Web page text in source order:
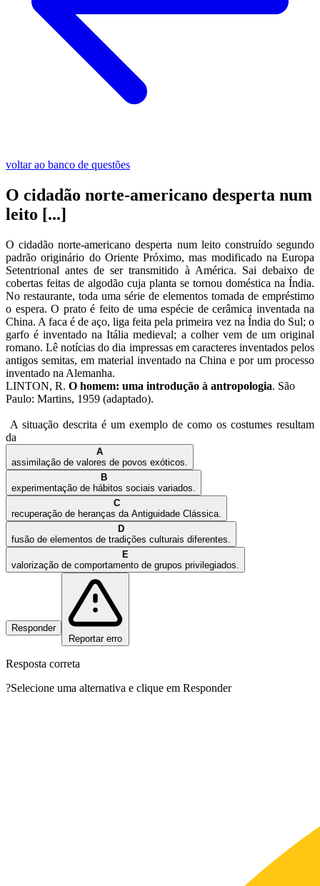
voltar ao banco de questões
O cidadão norte-americano desperta num
leito [...]
O cidadão norte-americano desperta num leito construído segundo
padrão originário do Oriente Próximo, mas modificado na Europa
Setentrional antes de ser transmitido à América. Sai debaixo de
cobertas feitas de algodão cuja planta se tornou doméstica na Índia.
No restaurante, toda uma série de elementos tomada de empréstimo
o espera. O prato é feito de uma espécie de cerâmica inventada na
China. A faca é de aço, liga feita pela primeira vez na Índia do Sul; o
garfo é inventado na Itália medieval; a colher vem de um original
romano. Lê notícias do dia impressas em caracteres inventados pelos
antigos semitas, em material inventado na China e por um processo
inventado na Alemanha.
LINTON, R. O homem: uma introdução à antropologia. São
Paulo: Martins, 1959 (adaptado).
A situação descrita é um exemplo de como os costumes resultam
da
A
assimilação de valores de povos exóticos.
B
experimentação de hábitos sociais variados.
C
recuperação de heranças da Antiguidade Clássica.
D
fusão de elementos de tradições culturais diferentes.
E
valorização de comportamento de grupos privilegiados.
Responder
Reportar erro
Resposta correta
?Selecione uma alternativa e clique em Responder